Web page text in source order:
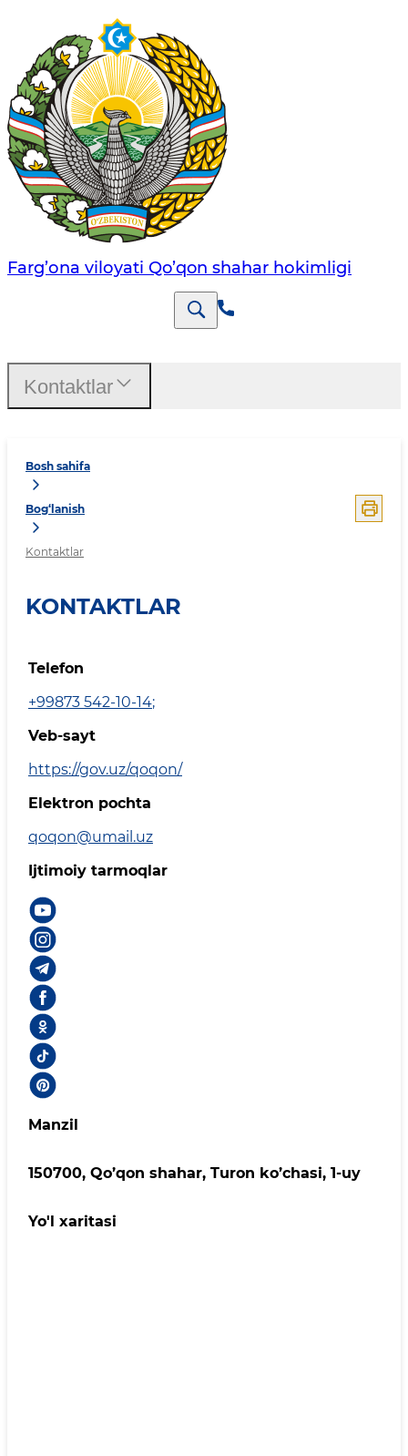
Farg’оnа vilоyati Qo’qon shahar hоkimligi
Bosh sahifa
Bog‘lanish
Kontaktlar
KONTAKTLAR
Telefon
+99873 542-10-14;
Veb-sayt
https://gov.uz/qoqon/
Elektron pochta
qoqon@umail.uz
Ijtimoiy tarmoqlar
Manzil
150700, Qo’qon shahar, Turon ko’chasi, 1-uy
Yo'l xaritasi
Kontaktlar